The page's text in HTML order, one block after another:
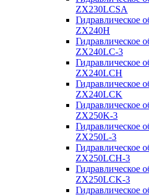
ZX230LCSA
Гидравлическое
ZX240H
Гидравлическое
ZX240LC-3
Гидравлическое
ZX240LCH
Гидравлическое
ZX240LCK
Гидравлическое
ZX250K-3
Гидравлическое
ZX250L-3
Гидравлическое
ZX250LCH-3
Гидравлическое
ZX250LCK-3
Гидравлическое